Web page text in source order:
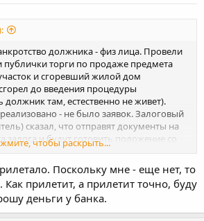
должника - физ лица. Провели
публички торги по продаже предмета
и сгоревший жилой дом
до введения процедуры
должник там, естественно не живет).
- не было заявок. Залоговый
сказал, что отправят документы на
залога и будут готовить положение со
цены на продажу имущества. И... от
о заключении договора
Я в шоке - нигде в законе о
и по идее это вообще вроде
так как это будет ни хрена не
с таким сталкивался?
чтобы раскрыть...
Поскольку мне - еще нет, то
Как прилетит, а прилетит точно, буду
деньги у банка.